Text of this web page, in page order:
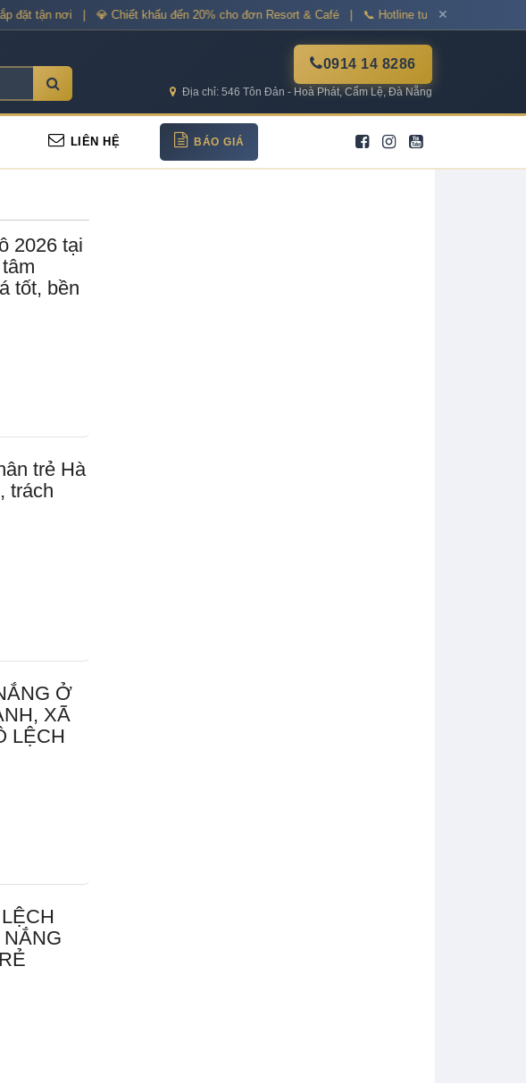
đặt tận nơi | 💎 Chiết khấu đến 20% cho đơn Resort & Café | 📞 Hotline tư vấn: 0914 14
✕
0914 14 8286
Địa chỉ: 546 Tôn Đản - Hoà Phát, Cẩm Lệ, Đà Nẵng
LIÊN HỆ BÁO GIÁ
2026 tại
tốt, bền
trẻ Hà
trách
Ở
XÃ
LỆCH